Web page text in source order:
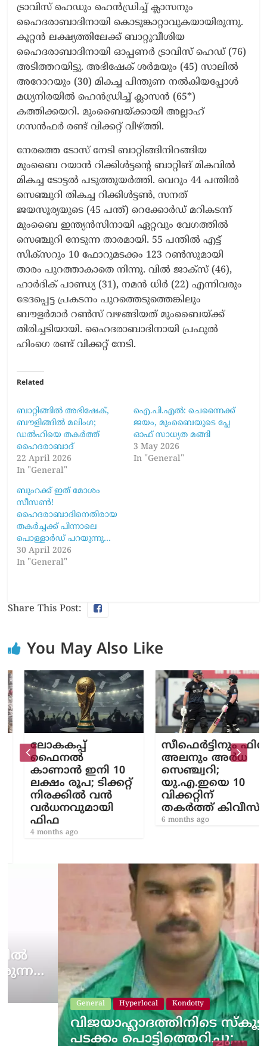
ട്രാവിസ് ഹെഡും ഹെൻഡ്രിച്ച് ക്ലാസനും
ഹൈദരാബാദിനായി കൊടുങ്കാറ്റാവുകയായിരുന്നു.
കൂറ്റൻ ലക്ഷ്യത്തിലേക്ക് ബാറ്റുവീശിയ
ഹൈദരാബാദിനായി ഓപ്പണർ ട്രാവിസ് ഹെഡ് (76)
അടിത്തറയിട്ടു. അഭിഷേക് ശർമയും (45) സാലിൽ
അറോറയും (30) മികച്ച പിന്തുണ നൽകിയപ്പോൾ
മധ്യനിരയിൽ ഹെൻഡ്രിച്ച് ക്ലാസൻ (65*)
കത്തിക്കയറി. മുംബൈയ്ക്കായി അല്ലാഹ്
ഗസൻഫർ രണ്ട് വിക്കറ്റ് വീഴ്ത്തി.
നേരത്തെ ടോസ് നേടി ബാറ്റിങ്ങിനിറങ്ങിയ
മുംബൈ റയാൻ റിക്കിൾട്ടന്‍റെ ബാറ്റിങ് മികവിൽ
മികച്ച ടോട്ടൽ പടുത്തുയർത്തി. വെറും 44 പന്തിൽ
സെഞ്ചുറി തികച്ച റിക്കിൾട്ടൺ, സനത്
ജയസൂര്യയുടെ (45 പന്ത്) റെക്കോർഡ് മറികടന്ന്
മുംബൈ ഇന്ത്യൻസിനായി ഏറ്റവും വേഗത്തിൽ
സെഞ്ചുറി നേടുന്ന താരമായി. 55 പന്തിൽ എട്ട്
സിക്സറും 10 ഫോറുമടക്കം 123 റൺസുമായി
താരം പുറത്താകാതെ നിന്നു. വിൽ ജാക്സ് (46),
ഹാർദിക് പാണ്ഡ്യ (31), നമൻ ധിർ (22) എന്നിവരും
ഭേദപ്പെട്ട പ്രകടനം പുറത്തെടുത്തെങ്കിലും
ബൗളർമാർ റൺസ് വഴങ്ങിയത് മുംബൈയ്ക്ക്
തിരിച്ചടിയായി. ഹൈദരാബാദിനായി പ്രഫുൽ
ഹിംഗെ രണ്ട് വിക്കറ്റ് നേടി.
Related
ബാറ്റിങ്ങിൽ അഭിഷേക്,
ബൗളിങ്ങിൽ മലിംഗ;
ഡൽഹിയെ തകർത്ത്
ഹൈദരാബാദ്
22 April 2026
In "General"
ഐ.പി.എൽ: ചെന്നൈക്ക്
ജയം, മുംബൈയുടെ പ്ലേ
ഓഫ് സാധ്യത മങ്ങി
3 May 2026
In "General"
ബുംറക്ക് ഇത് മോശം
സീസൺ!
ഹൈദരാബാദിനെതിരായ
തകർച്ചക്ക് പിന്നാലെ
പൊള്ളാർഡ് പറയുന്നു…
30 April 2026
In "General"
Share This Post:
You May Also Like
ലോകകപ്പ്
ഫൈനൽ
കാണാൻ ഇനി 10
ലക്ഷം രൂപ; ടിക്കറ്റ്
നിരക്കിൽ വൻ
വർധനവുമായി
ഫിഫ
4 months ago
സീഫെർട്ടിനും ഫിൻ
അലനും അർധ
സെഞ്ച്വറി;
യു.എ.ഇയെ 10
വിക്കറ്റിന്
തകർത്ത് കിവീസ്
6 months ago
General Hyperlocal Kondotty
വിജയാഹ്ലാദത്തിനിടെ സ്കൂട്ടറിലെ
പടക്കം പൊട്ടിത്തെറിച്ചു;…